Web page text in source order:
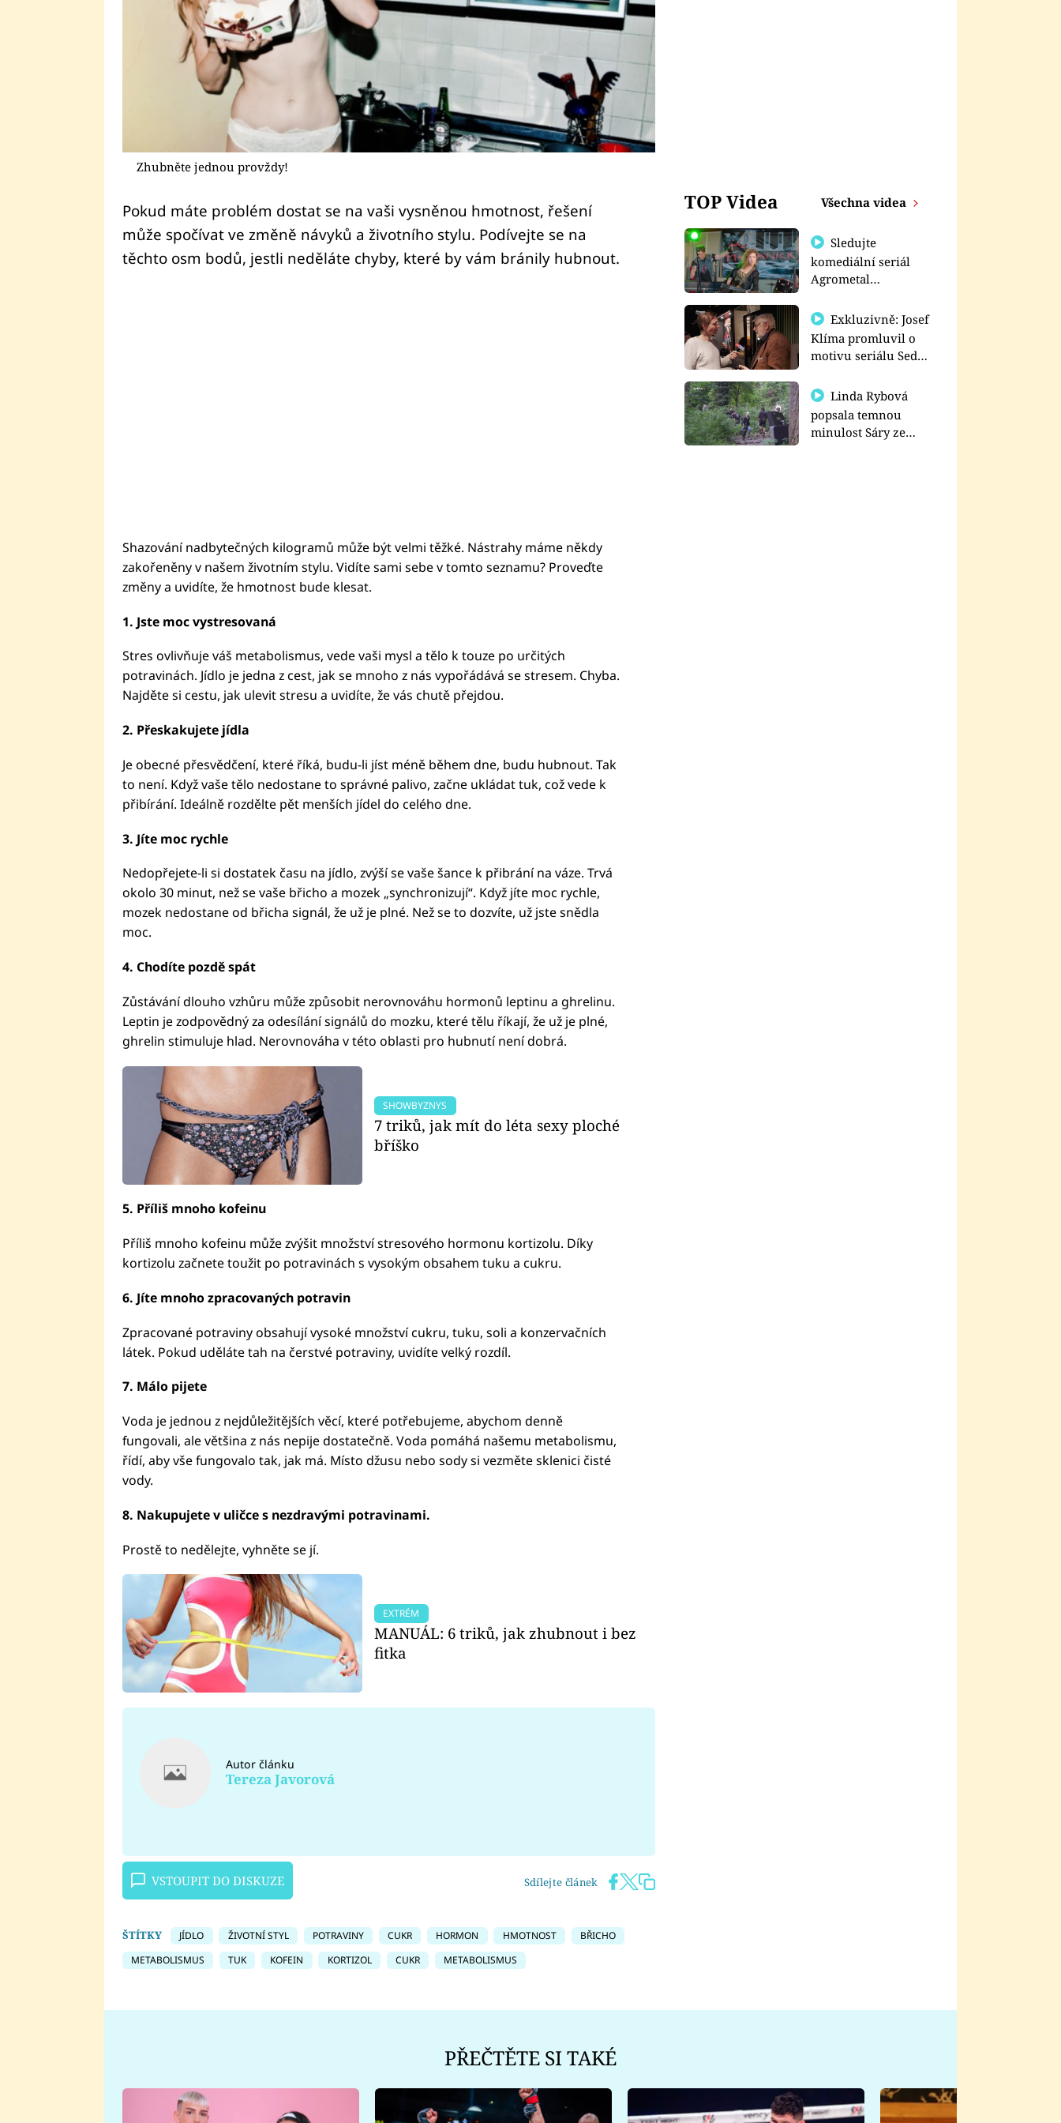
Zhubněte jednou provždy!
Pokud máte problém dostat se na vaši vysněnou hmotnost, řešení
může spočívat ve změně návyků a životního stylu. Podívejte se na
těchto osm bodů, jestli neděláte chyby, které by vám bránily hubnout.
Shazování nadbytečných kilogramů může být velmi těžké. Nástrahy máme někdy
zakořeněny v našem životním stylu. Vidíte sami sebe v tomto seznamu? Proveďte
změny a uvidíte, že hmotnost bude klesat.
1. Jste moc vystresovaná
Stres ovlivňuje váš metabolismus, vede vaši mysl a tělo k touze po určitých
potravinách. Jídlo je jedna z cest, jak se mnoho z nás vypořádává se stresem. Chyba.
Najděte si cestu, jak ulevit stresu a uvidíte, že vás chutě přejdou.
2. Přeskakujete jídla
Je obecné přesvědčení, které říká, budu-li jíst méně během dne, budu hubnout. Tak
to není. Když vaše tělo nedostane to správné palivo, začne ukládat tuk, což vede k
přibírání. Ideálně rozdělte pět menších jídel do celého dne.
3. Jíte moc rychle
Nedopřejete-li si dostatek času na jídlo, zvýší se vaše šance k přibrání na váze. Trvá
okolo 30 minut, než se vaše břicho a mozek „synchronizují“. Když jíte moc rychle,
mozek nedostane od břicha signál, že už je plné. Než se to dozvíte, už jste snědla
moc.
4. Chodíte pozdě spát
Zůstávání dlouho vzhůru může způsobit nerovnováhu hormonů leptinu a ghrelinu.
Leptin je zodpovědný za odesílání signálů do mozku, které tělu říkají, že už je plné,
ghrelin stimuluje hlad. Nerovnováha v této oblasti pro hubnutí není dobrá.
SHOWBYZNYS
7 triků, jak mít do léta sexy ploché
bříško
5. Příliš mnoho kofeinu
Příliš mnoho kofeinu může zvýšit množství stresového hormonu kortizolu. Díky
kortizolu začnete toužit po potravinách s vysokým obsahem tuku a cukru.
6. Jíte mnoho zpracovaných potravin
Zpracované potraviny obsahují vysoké množství cukru, tuku, soli a konzervačních
látek. Pokud uděláte tah na čerstvé potraviny, uvidíte velký rozdíl.
7. Málo pijete
Voda je jednou z nejdůležitějších věcí, které potřebujeme, abychom denně
fungovali, ale většina z nás nepije dostatečně. Voda pomáhá našemu metabolismu,
řídí, aby vše fungovalo tak, jak má. Místo džusu nebo sody si vezměte sklenici čisté
vody.
8. Nakupujete v uličce s nezdravými potravinami.
Prostě to nedělejte, vyhněte se jí.
EXTRÉM
MANUÁL: 6 triků, jak zhubnout i bez
fitka
Autor článku
Tereza Javorová
VSTOUPIT DO DISKUZE Sdílejte článek
ŠTÍTKY JÍDLO ŽIVOTNÍ STYL POTRAVINY CUKR HORMON HMOTNOST
BŘICHO
METABOLISMUS
TUK KOFEIN KORTIZOL CUKR METABOLISMUS
TOP Videa Všechna videa
Sledujte
komediální seriál
Agrometal
prima+
Exkluzivně: Josef
Klíma promluvil o
motivu seriálu Sedm
Linda Rybová
popsala temnou
minulost Sáry ze
PŘEČTĚTE SI TAKÉ